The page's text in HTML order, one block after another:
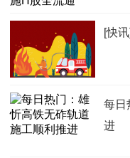
[快
每日
进